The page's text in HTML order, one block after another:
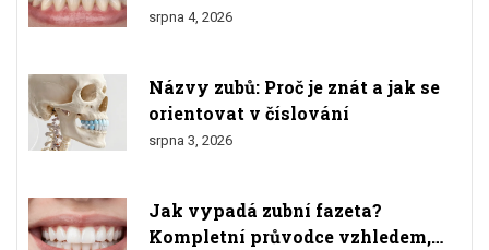
metody a varování
srpna 4, 2026
Názvy zubů: Proč je znát a jak se
orientovat v číslování
srpna 3, 2026
Jak vypadá zubní fazeta?
Kompletní průvodce vzhledem,